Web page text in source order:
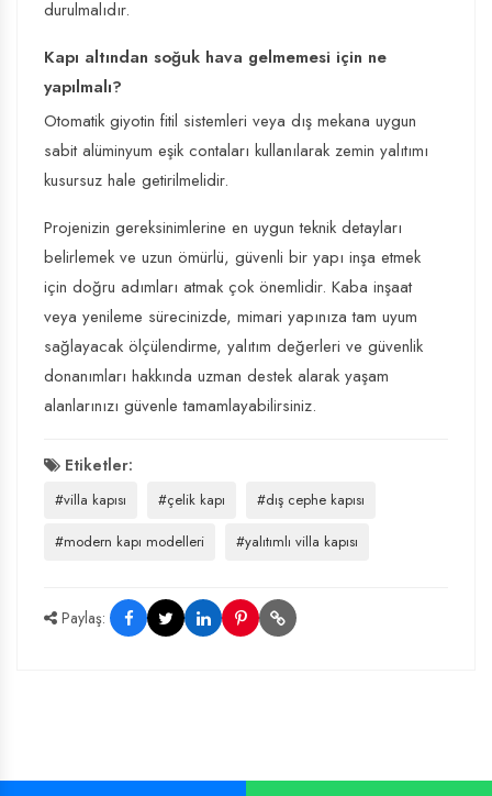
durulmalıdır.
Kapı altından soğuk hava gelmemesi için ne
yapılmalı?
Otomatik giyotin fitil sistemleri veya dış mekana uygun
sabit alüminyum eşik contaları kullanılarak zemin yalıtımı
kusursuz hale getirilmelidir.
Projenizin gereksinimlerine en uygun teknik detayları
belirlemek ve uzun ömürlü, güvenli bir yapı inşa etmek
için doğru adımları atmak çok önemlidir. Kaba inşaat
veya yenileme sürecinizde, mimari yapınıza tam uyum
sağlayacak ölçülendirme, yalıtım değerleri ve güvenlik
donanımları hakkında uzman destek alarak yaşam
alanlarınızı güvenle tamamlayabilirsiniz.
Etiketler:
#villa kapısı #çelik kapı
#dış cephe kapısı
#modern kapı modelleri
#yalıtımlı villa kapısı
Paylaş: